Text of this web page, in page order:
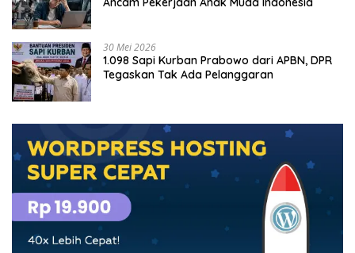
30 Mei 2026
1.098 Sapi Kurban Prabowo dari APBN, DPR
Tegaskan Tak Ada Pelanggaran